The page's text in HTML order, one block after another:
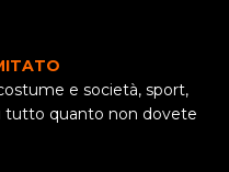
e società, sport,
tutto quanto non dovete